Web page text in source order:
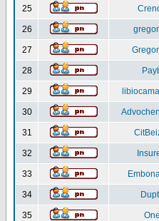
25
26
27
28
29
30
31
32
33
34
35